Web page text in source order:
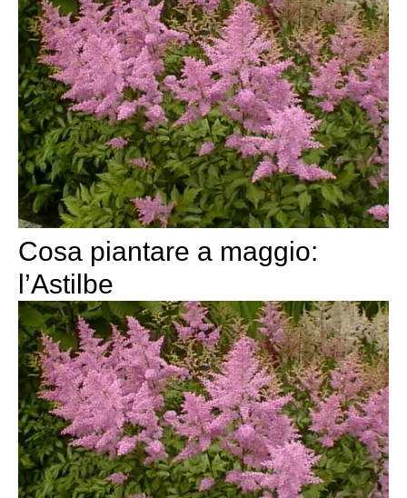
Cosa piantare a maggio:
l’Astilbe